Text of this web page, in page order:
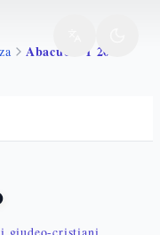
Abacuc 2 1 20